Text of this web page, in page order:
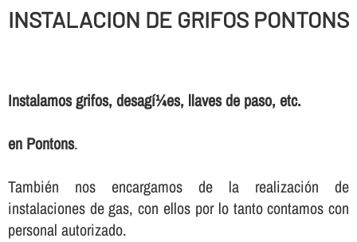
INSTALACION DE GRIFOS PONTONS
Instalamos grifos, desagí¼es, llaves de paso, etc.
en Pontons.
También nos encargamos de la realización de
instalaciones de gas, con ellos por lo tanto contamos con
personal autorizado.